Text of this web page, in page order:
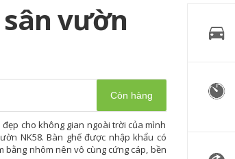
sân vườn
Còn hàng
cho không gian ngoài trời của mình
NK58. Bàn ghế được nhập khẩu có
bằng nhôm nên vô cùng cứng cáp, bền